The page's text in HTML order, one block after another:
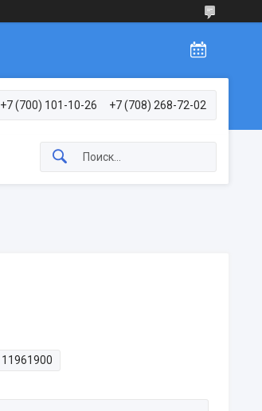
+7 (700) 101-10-26 +7 (708) 268-72-02
11961900